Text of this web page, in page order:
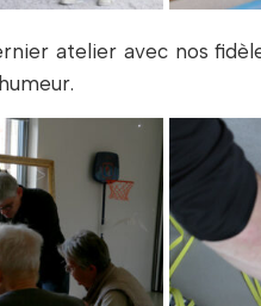
atelier avec nos